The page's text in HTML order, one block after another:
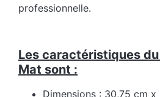
professionnelle.
Les caractéristiques
Mat sont :
Dimensions : 30,75 cm x